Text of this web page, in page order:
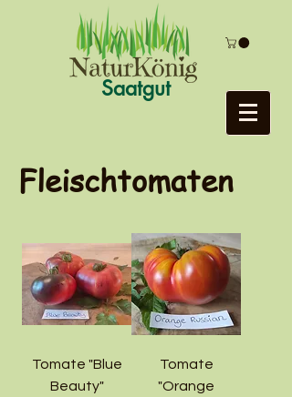
Saatgut
Fleischtomaten
Tomate "Blue
Beauty"
Tomate
"Orange